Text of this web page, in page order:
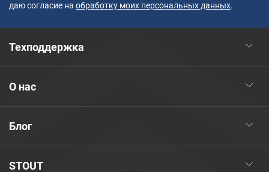
даю согласие на обработку моих персональных данных.
STOUT
Блог
О нас
Техподдержка